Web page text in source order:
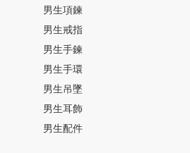
男生項鍊
男生戒指
男生手鍊
男生手環
男生吊墜
男生耳飾
男生配件